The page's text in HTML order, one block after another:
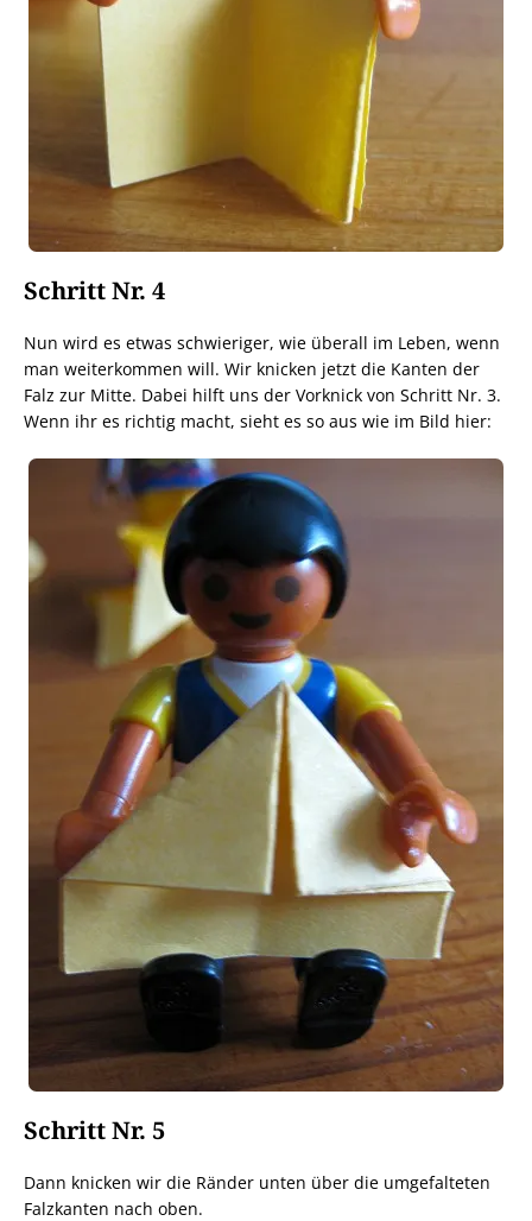
Schritt Nr. 4
Nun wird es etwas schwieriger, wie überall im Leben, wenn
man weiterkommen will. Wir knicken jetzt die Kanten der
Falz zur Mitte. Dabei hilft uns der Vorknick von Schritt Nr. 3.
Wenn ihr es richtig macht, sieht es so aus wie im Bild hier:
Schritt Nr. 5
Dann knicken wir die Ränder unten über die umgefalteten
Falzkanten nach oben.